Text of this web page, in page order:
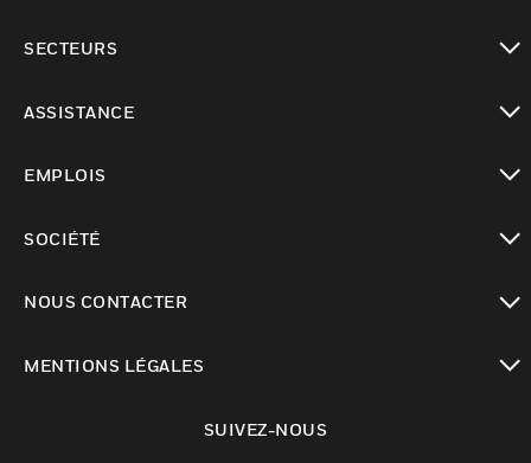
SECTEURS
ASSISTANCE
EMPLOIS
SOCIÉTÉ
NOUS CONTACTER
MENTIONS LÉGALES
SUIVEZ-NOUS